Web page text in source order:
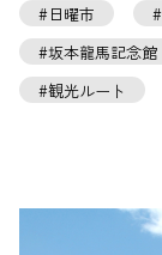
日曜市
坂本龍馬記念館
観光ルート